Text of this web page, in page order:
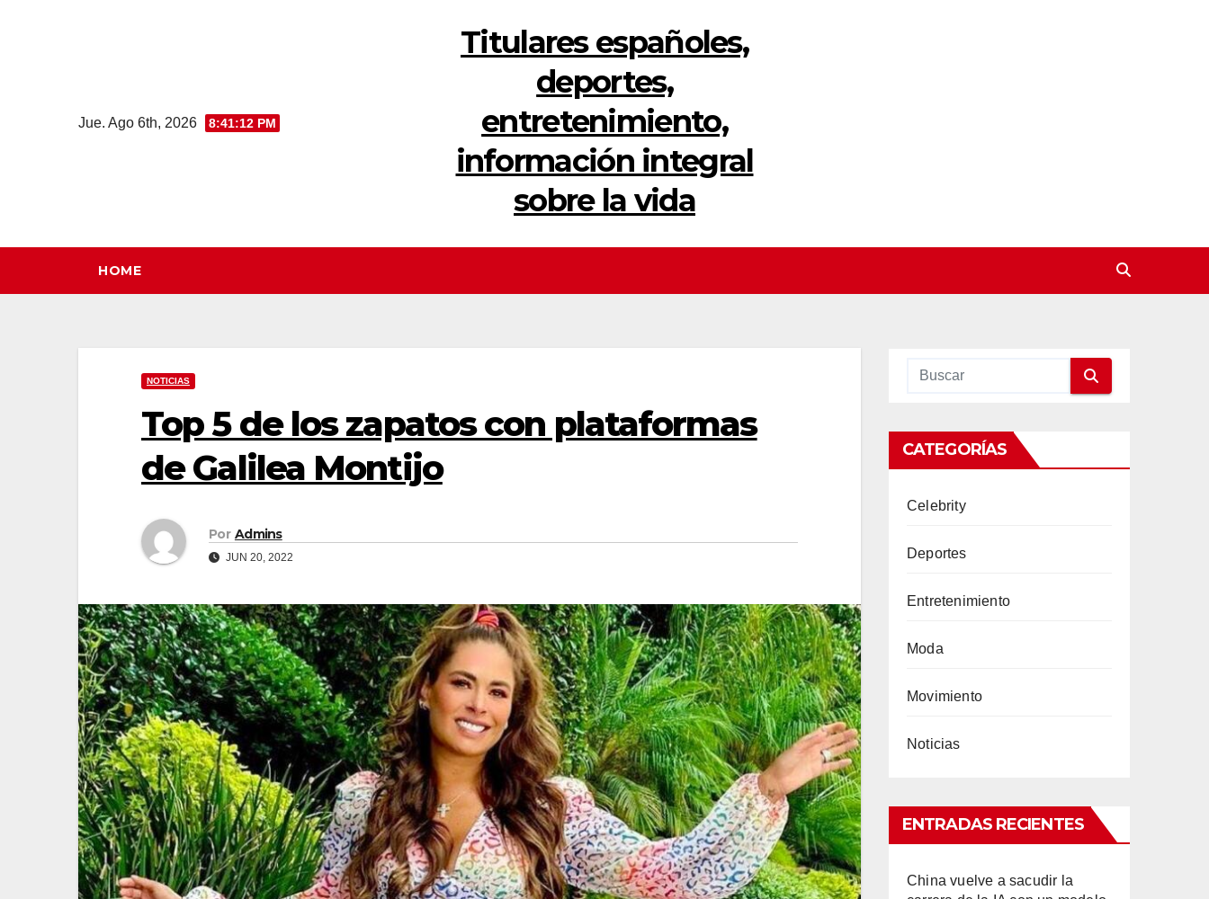
Jue. Ago 6th, 2026 8:41:13 PM
Titulares españoles,
deportes,
entretenimiento,
información integral
sobre la vida
HOME
NOTICIAS
Top 5 de los zapatos con plataformas
de Galilea Montijo
Por Admins
JUN 20, 2022
CATEGORÍAS
Celebrity
Deportes
Entretenimiento
Moda
Movimiento
Noticias
ENTRADAS RECIENTES
China vuelve a sacudir la